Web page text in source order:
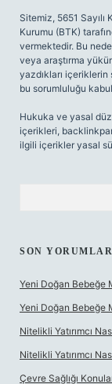
Sitemiz, 5651
Kurumu (BTK)
vermektedir. Bu
veya araştırma
yazdıkları
bu sorumluluğu
Hukuka ve yasal
içerikleri,
ilgili içerikler yasal
SON YORUMLAR
Yeni Doğan Bebeğe
Yeni Doğan Bebeğe
Nitelikli Yatırımcı
Nitelikli Yatırımcı
Çevre Sağlığı